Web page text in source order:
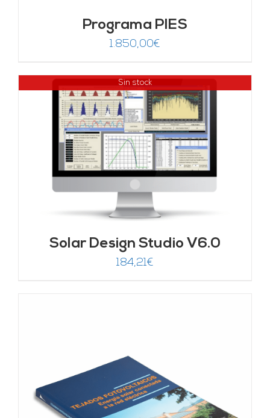
Programa PIES
1.850,00€
Sin stock
Solar Design Studio V6.0
184,21€